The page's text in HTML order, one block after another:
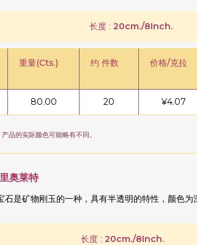
长度 : 20cm./8Inch.
重量(Cts.) 约 件数 价格/克拉
80.00 20 ¥4.07
品的实际颜色可能略有不同。
奥莱特
石是矿物刚玉的一种，具有半透明的特性，颜色为
长度 : 20cm./8Inch.